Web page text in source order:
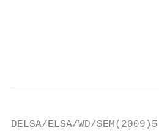
DELSA/ELSA/WD/SEM(2009)5